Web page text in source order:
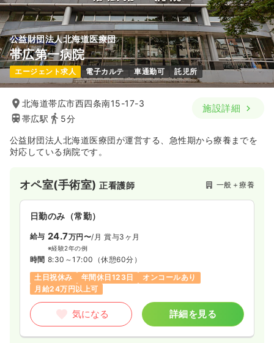
公益財団法人北海道医療団
帯広第一病院
エージェント求人 電子カルテ 車通勤可 託児所
北海道帯広市西四条南15-17-3
帯広駅
5分
施設詳細
公益財団法人北海道医療団が運営する、急性期から療養までを
対応している病院です。
オペ室(手術室)正看護師 一般＋療養
日勤のみ（常勤）
給与 24.7万円〜/月 賞与3ヶ月
※経験2年の例
時間 8:30～17:00 （休憩60分）
土日祝休み
年間休日123日
オンコールあり
月給24万円以上可
気になる 詳細を見る